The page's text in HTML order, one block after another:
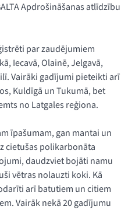
Apdrošināšanas atlīdzību
par zaudējumiem
Iecavā, Olainē, Jelgavā,
Vairāki gadījumi pieteikti arī
Kuldīgā un Tukumā, bet
no Latgales reģiona.
īpašumam, gan mantai un
cietušas polikarbonāta
daudzviet bojāti namu
vētras nolauzti koki. Kā
arī batutiem un citiem
Vairāk nekā 20 gadījumu